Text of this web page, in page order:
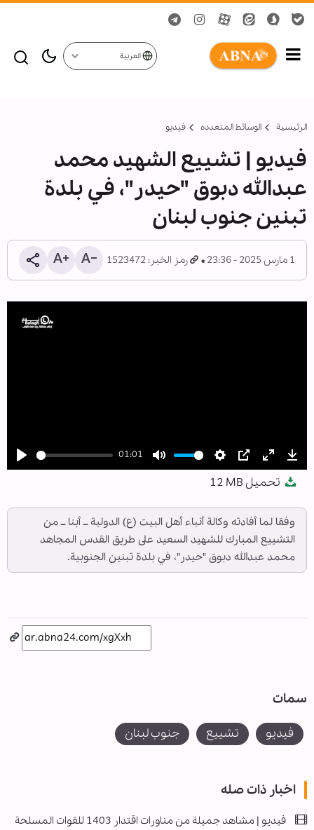
العربية
الرئيسية الوسائط المتعدده فیدیو
فيديو | تشييع الشهيد محمد
عبدالله دبوق "حيدر"، في بلدة
تبنين جنوب لبنان
1 مارس 2025 - 23:36 رمز الخبر: 1523472
Play
01:01
Mute Settings
PIP Enter
تحميل 12 MB
وفقا لما أفادته وكالة أنباء أهل البيت (ع) الدولية ــ أبنا ــ من
التشييع المبارك للشهيد السعيد على طريق القدس المجاهد
محمد عبدالله دبوق "حيدر"، في بلدة تبنين الجنوبية.
سمات
فیدیو تشييع جنوب لبنان
اخبار ذات صله
فيديو | مشاهد جميلة من مناورات اقتدار 1403 للقوات المسلحة